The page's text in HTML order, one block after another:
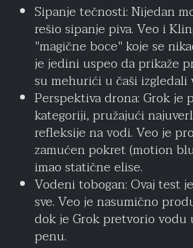
Sipanje tečnosti: Nijedan
rešio sipanje piva. Veo i
"magične boce" koje se
je jedini uspeo da prikaže
su mehurići u čaši izgledali
Perspektiva drona: Grok je
kategoriji, pružajući
refleksije na vodi. Veo je
zamućen pokret (motion
imao statične elise.
Vodeni tobogan: Ovaj test
sve. Veo je nasumično
dok je Grok pretvorio vodu
penu.